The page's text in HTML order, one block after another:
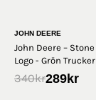
JOHN DEERE
John Deere –
Logo - Grön
340kr289kr